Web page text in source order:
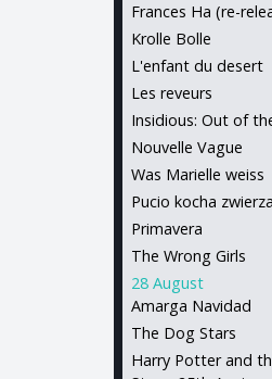
Frances Ha (re-
Krolle Bolle
L'enfant du desert
Les reveurs
Insidious: Out of
Nouvelle Vague
Was Marielle weiss
Pucio kocha
Primavera
The Wrong Girls
28 August
Amarga Navidad
The Dog Stars
Harry Potter and